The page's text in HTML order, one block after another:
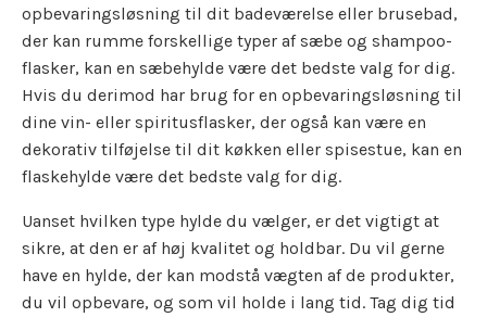
opbevaringsløsning til dit badeværelse eller brusebad,
der kan rumme forskellige typer af sæbe og shampoo-
flasker, kan en sæbehylde være det bedste valg for dig.
Hvis du derimod har brug for en opbevaringsløsning til
dine vin- eller spiritusflasker, der også kan være en
dekorativ tilføjelse til dit køkken eller spisestue, kan en
flaskehylde være det bedste valg for dig.
Uanset hvilken type hylde du vælger, er det vigtigt at
sikre, at den er af høj kvalitet og holdbar. Du vil gerne
have en hylde, der kan modstå vægten af de produkter,
du vil opbevare, og som vil holde i lang tid. Tag dig tid